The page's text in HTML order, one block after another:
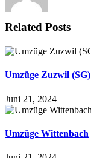
Related Posts
Umzüge Zuzwil (SG)
Juni 21, 2024
Umzüge Wittenbach